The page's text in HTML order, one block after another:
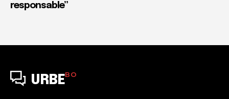
responsable”
URBEBO